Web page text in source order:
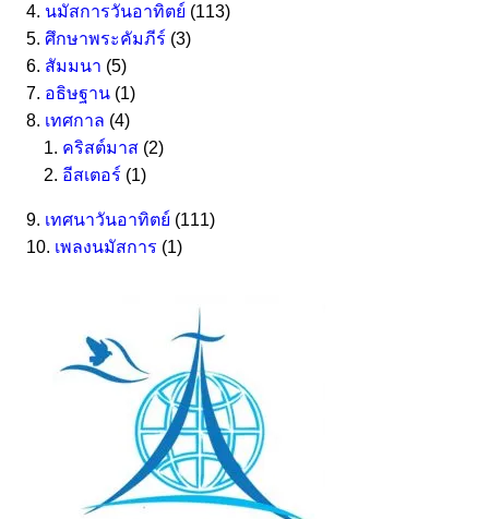
นมัสการวันอาทิตย์ (113)
ศึกษาพระคัมภีร์ (3)
สัมมนา (5)
อธิษฐาน (1)
เทศกาล (4)
คริสต์มาส (2)
อีสเตอร์ (1)
เทศนาวันอาทิตย์ (111)
เพลงนมัสการ (1)